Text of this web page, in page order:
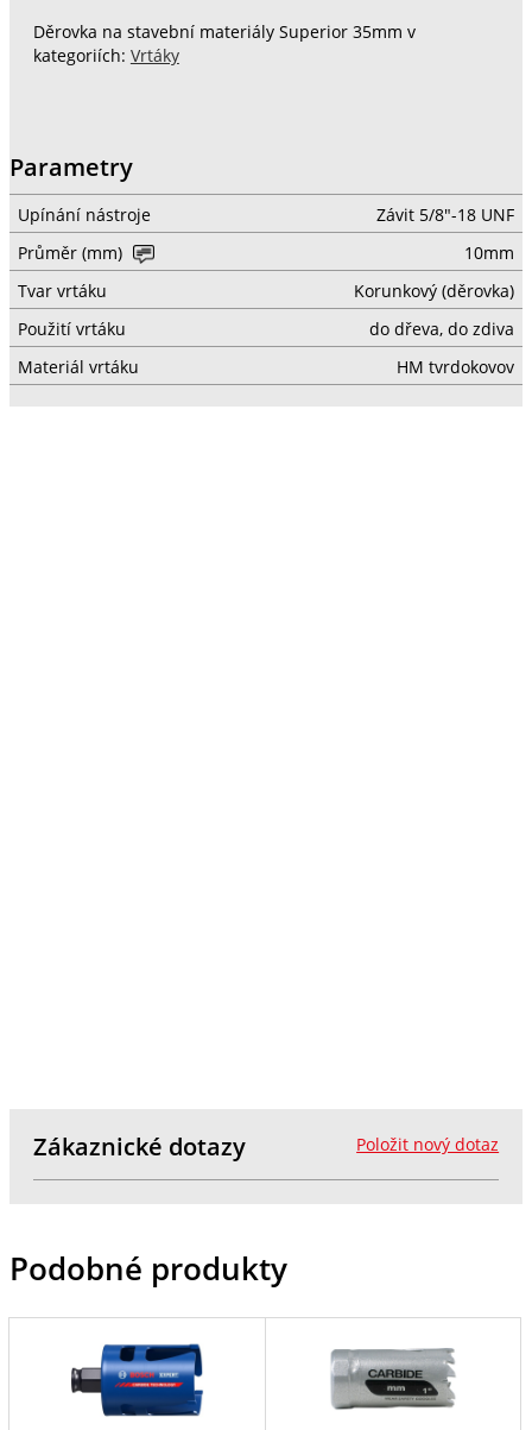
Děrovka na stavební materiály Superior 35mm v
kategoriích: Vrtáky
Parametry
Upínání nástroje
Závit 5/8"-18 UNF
Průměr (mm)
10mm
Tvar vrtáku
Korunkový (děrovka)
Použití vrtáku
do dřeva, do zdiva
Materiál vrtáku
HM tvrdokovov
Položit nový dotaz
Zákaznické dotazy
Podobné produkty